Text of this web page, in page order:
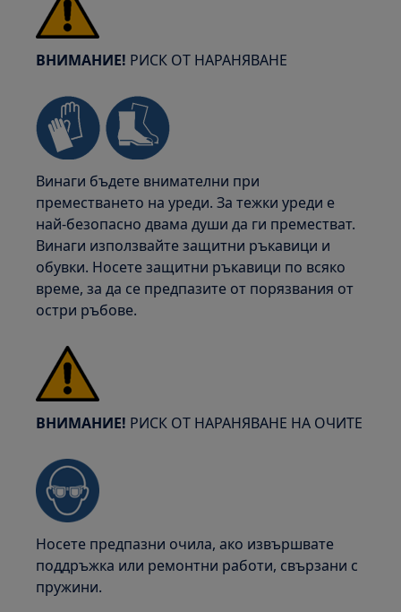
ВНИМАНИЕ! РИСК ОТ НАРАНЯВАНЕ
Винаги бъдете внимателни при
преместването на уреди. За тежки уреди е
най-безопасно двама души да ги преместват.
Винаги използвайте защитни ръкавици и
обувки. Носете защитни ръкавици по всяко
време, за да се предпазите от порязвания от
остри ръбове.
ВНИМАНИЕ! РИСК ОТ НАРАНЯВАНЕ НА ОЧИТЕ
Носете предпазни очила, ако извършвате
поддръжка или ремонтни работи, свързани с
пружини.